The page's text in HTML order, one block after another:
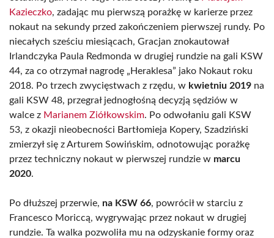
Kazieczko, zadając mu pierwszą porażkę w karierze przez
nokaut na sekundy przed zakończeniem pierwszej rundy. Po
niecałych sześciu miesiącach, Gracjan znokautował
Irlandczyka Paula Redmonda w drugiej rundzie na gali KSW
44, za co otrzymał nagrodę „Heraklesa” jako Nokaut roku
2018. Po trzech zwycięstwach z rzędu, w kwietniu 2019 na
gali KSW 48, przegrał jednogłośną decyzją sędziów w
walce z Marianem Ziółkowskim. Po odwołaniu gali KSW
53, z okazji nieobecności Bartłomieja Kopery, Szadziński
zmierzył się z Arturem Sowińskim, odnotowując porażkę
przez techniczny nokaut w pierwszej rundzie w marcu
2020.
Po dłuższej przerwie, na KSW 66, powrócił w starciu z
Francesco Moriccą, wygrywając przez nokaut w drugiej
rundzie. Ta walka pozwoliła mu na odzyskanie formy oraz